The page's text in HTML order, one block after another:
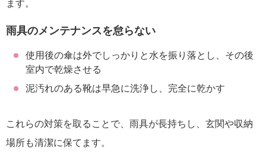
ます。
雨具のメンテナンスを怠らない
使用後の傘は外でしっかりと水を振り落とし、その後
室内で乾燥させる
泥汚れのある靴は早急に洗浄し、完全に乾かす
これらの対策を取ることで、雨具が長持ちし、玄関や収納
場所も清潔に保てます。